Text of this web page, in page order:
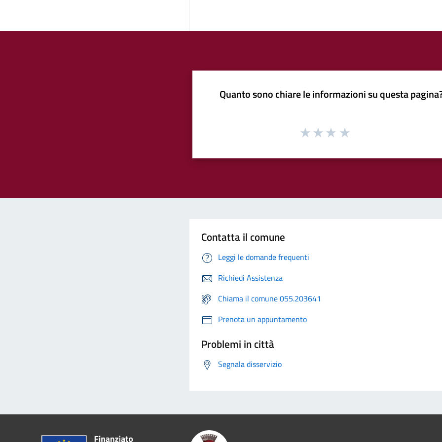
Quanto sono chiare le informazioni su questa
Contatta il comune
Leggi le domande frequenti
Richiedi Assistenza
Chiama il comune 055.203641
Prenota un appuntamento
Problemi in città
Segnala disservizio